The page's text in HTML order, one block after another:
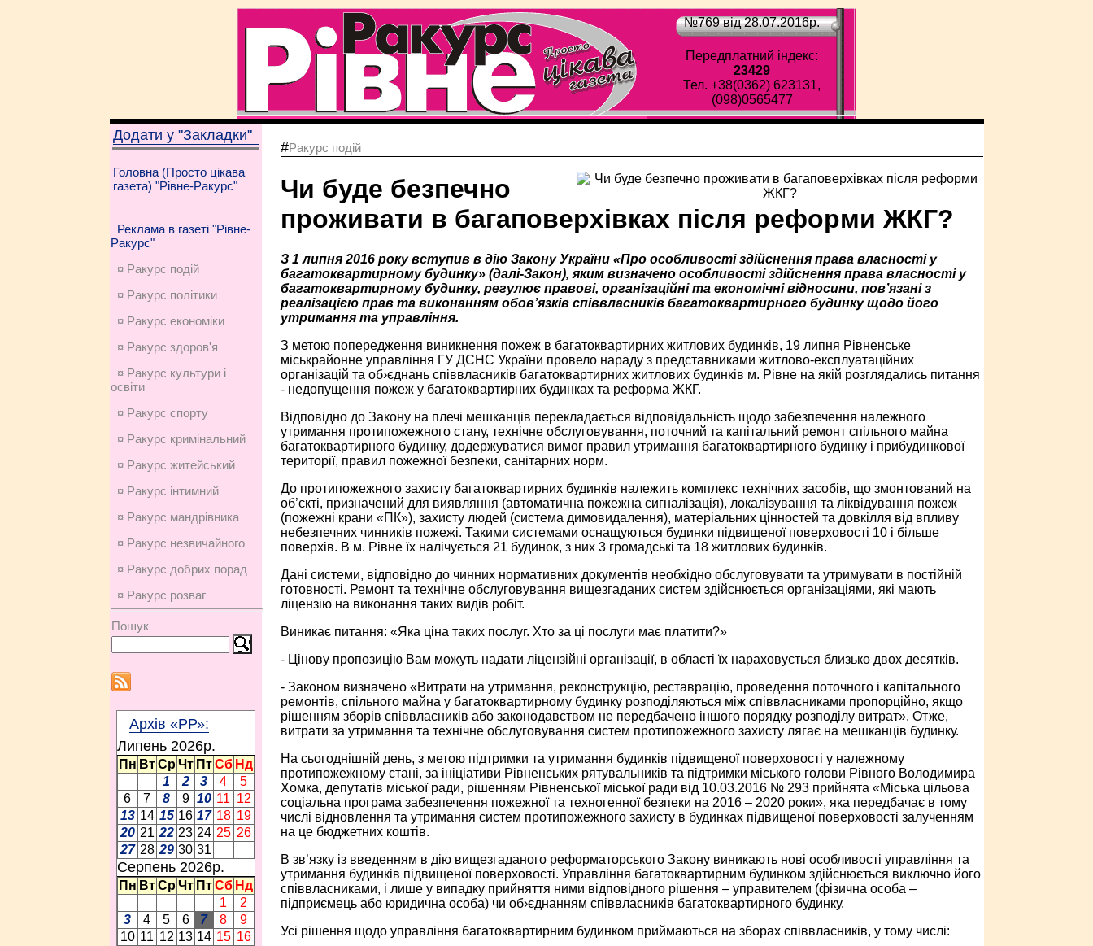
№769 від 28.07.2016p.
Передплатний індекс:
23429
Тел. +38(0362) 623131,
(098)0565477
Додати у "Закладки"
Головна (Просто цікава
газета) "Рівне-Ракурс"
Реклама в газеті "Рівне-
Ракурс"
¤ Ракурс подій
¤ Ракурс політики
¤ Ракурс економiки
¤ Ракурс здоров'я
¤ Ракурс культури і
освіти
¤ Ракурс спорту
¤ Ракурс кримінальний
¤ Ракурс житейський
¤ Ракурс інтимний
¤ Ракурс мандрівника
¤ Ракурс незвичайного
¤ Ракурс добрих порад
¤ Ракурс розваг
Пошук
Архів «РР»:
Липень 2026p.
Пн Вт Ср Чт Пт Сб Нд
1
2 3 4
5
6
7 8 9 10 11 12
13 14 15 16 17 18 19
20 21 22 23 24 25 26
27 28 29 30 31
Серпень 2026p.
Пн Вт Ср Чт Пт Сб Нд
1
2
3
4 5 6 7 8
9
10 11 12 13 14 15 16
#Ракурс подій
Чи буде безпечно
проживати в багаповерхівках після реформи ЖКГ?
З 1 липня 2016 року вступив в дію Закону України «Про особливості здійснення права власності у
багатоквартирному будинку» (далі-Закон), яким визначено особливості здійснення права власності у
багатоквартирному будинку, регулює правові, організаційні та економічні відносини, пов’язані з
реалізацією прав та виконанням обов’язків співвласників багатоквартирного будинку щодо його
утримання та управління.
З метою попередження виникнення пожеж в багатоквартирних житлових будинків, 19 липня Рівненське
міськрайонне управління ГУ ДСНС України провело нараду з представниками житлово-експлуатаційних
організацій та об›єднань співвласників багатоквартирних житлових будинків м. Рівне на якій розглядались питання
- недопущення пожеж у багатоквартирних будинках та реформа ЖКГ.
Відповідно до Закону на плечі мешканців перекладається відповідальність щодо забезпечення належного
утримання протипожежного стану, технічне обслуговування, поточний та капітальний ремонт спільного майна
багатоквартирного будинку, додержуватися вимог правил утримання багатоквартирного будинку і прибудинкової
території, правил пожежної безпеки, санітарних норм.
До протипожежного захисту багатоквартирних будинків належить комплекс технічних засобів, що змонтований на
об’єкті, призначений для виявляння (автоматична пожежна сигналізація), локалізування та ліквідування пожеж
(пожежні крани «ПК»), захисту людей (система димовидалення), матеріальних цінностей та довкілля від впливу
небезпечних чинників пожежі. Такими системами оснащуються будинки підвищеної поверховості 10 і більше
поверхів. В м. Рівне їх налічується 21 будинок, з них 3 громадські та 18 житлових будинків.
Дані системи, відповідно до чинних нормативних документів необхідно обслуговувати та утримувати в постійній
готовності. Ремонт та технічне обслуговування вищезгаданих систем здійснюється організаціями, які мають
ліцензію на виконання таких видів робіт.
Виникає питання: «Яка ціна таких послуг. Хто за ці послуги має платити?»
- Цінову пропозицію Вам можуть надати ліцензійні організації, в області їх нараховується близько двох десятків.
- Законом визначено «Витрати на утримання, реконструкцію, реставрацію, проведення поточного і капітального
ремонтів, спільного майна у багатоквартирному будинку розподіляються між співвласниками пропорційно, якщо
рішенням зборів співвласників або законодавством не передбачено іншого порядку розподілу витрат». Отже,
витрати за утримання та технічне обслуговування систем протипожежного захисту лягає на мешканців будинку.
На сьогоднішній день, з метою підтримки та утримання будинків підвищеної поверховості у належному
протипожежному стані, за ініціативи Рівненських рятувальників та підтримки міського голови Рівного Володимира
Хомка, депутатів міської ради, рішенням Рівненської міської ради від 10.03.2016 № 293 прийнята «Міська цільова
соціальна програма забезпечення пожежної та техногенної безпеки на 2016 – 2020 роки», яка передбачає в тому
числі відновлення та утримання систем протипожежного захисту в будинках підвищеної поверховості залученням
на це бюджетних коштів.
В зв’язку із введенням в дію вищезгаданого реформаторського Закону виникають нові особливості управління та
утримання будинків підвищеної поверховості. Управління багатоквартирним будинком здійснюється виключно його
співвласниками, і лише у випадку прийняття ними відповідного рішення – управителем (фізична особа –
підприємець або юридична особа) чи об›єднанням співвласників багатоквартирного будинку.
Усі рішення щодо управління багатоквартирним будинком приймаються на зборах співвласників, у тому числі: